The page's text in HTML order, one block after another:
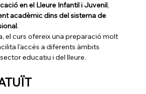
en el Lleure Infantil i Juvenil,
acadèmic dins del sistema de
.
el curs ofereix una preparació molt
l'accés a diferents àmbits
educatiu i del lleure.